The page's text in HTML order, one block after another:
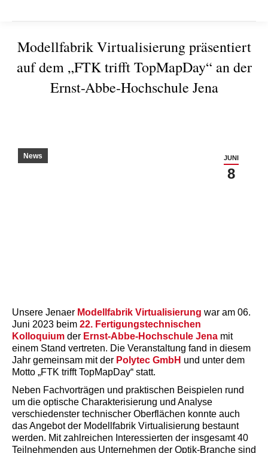
Modellfabrik Virtualisierung präsentiert
auf dem „FTK trifft TopMapDay“ an der
Ernst-Abbe-Hochschule Jena
JUNI
8
News
Unsere Jenaer Modellfabrik Virtualisierung war am 06.
Juni 2023 beim 22. Fertigungstechnischen
Kolloquium der Ernst-Abbe-Hochschule Jena mit
einem Stand vertreten. Die Veranstaltung fand in diesem
Jahr gemeinsam mit der Polytec GmbH und unter dem
Motto „FTK trifft TopMapDay“ statt.
Neben Fachvorträgen und praktischen Beispielen rund
um die optische Charakterisierung und Analyse
verschiedenster technischer Oberflächen konnte auch
das Angebot der Modellfabrik Virtualisierung bestaunt
werden. Mit zahlreichen Interessierten der insgesamt 40
Teilnehmenden aus Unternehmen der Optik-Branche sind